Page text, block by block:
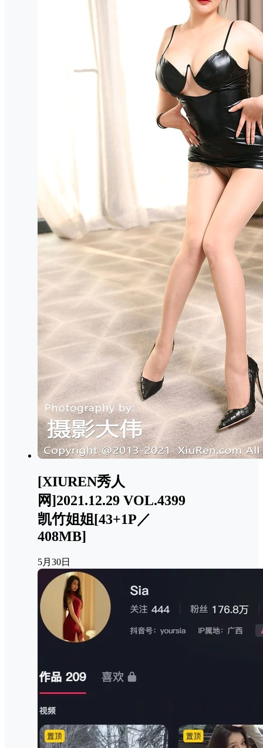
[XIUREN秀人
网]2021.12.29 VOL.4399
凯竹姐姐[43+1P／
408MB]
5月30日